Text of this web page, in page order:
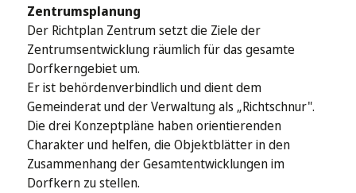
Zentrumsplanung
Der Richtplan Zentrum setzt die Ziele der
Zentrumsentwicklung räumlich für das gesamte
Dorfkerngebiet um.
Er ist behördenverbindlich und dient dem
Gemeinderat und der Verwaltung als „Richtschnur".
Die drei Konzeptpläne haben orientierenden
Charakter und helfen, die Objektblätter in den
Zusammenhang der Gesamtentwicklungen im
Dorfkern zu stellen.